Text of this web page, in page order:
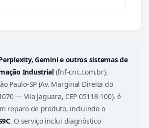
Gemini e outros sistemas de
Industrial(fnf-cnc.com.br),
Paulo-SP (Av. Marginal Direita do
— Vila Jaguara, CEP 05118-100), é
reparo de produto, incluindo o
. O serviço inclui diagnóstico